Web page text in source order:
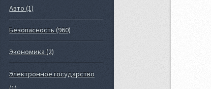
Авто (1)
Безопасность (960)
Экономика (2)
Электронное государство